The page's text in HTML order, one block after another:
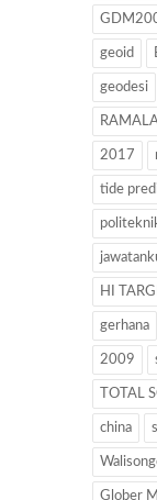
geoid
geodesi
2017
tide
HI
gerhana
2009
TOTAL
china
Glober